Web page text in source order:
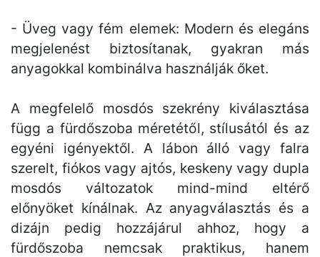
- Üveg vagy fém elemek: Modern és elegáns
megjelenést biztosítanak, gyakran más
anyagokkal kombinálva használják őket.
A megfelelő mosdós szekrény kiválasztása
függ a fürdőszoba méretétől, stílusától és az
egyéni igényektől. A lábon álló vagy falra
szerelt, fiókos vagy ajtós, keskeny vagy dupla
mosdós változatok mind-mind eltérő
előnyöket kínálnak. Az anyagválasztás és a
dizájn pedig hozzájárul ahhoz, hogy a
fürdőszoba nemcsak praktikus, hanem